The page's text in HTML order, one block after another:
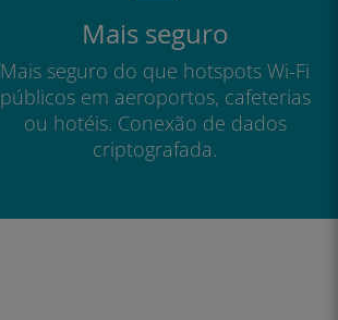
Mais seguro
Mais seguro do que hotspots Wi-Fi
públicos em aeroportos, cafeterias
ou hotéis. Conexão de dados
criptografada.